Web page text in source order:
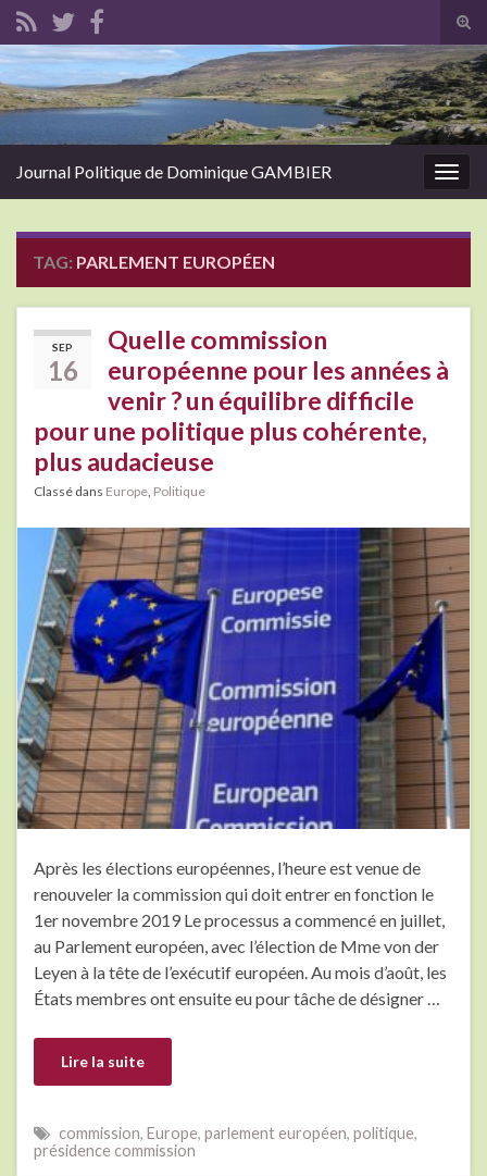
Search for:
Journal Politique de Dominique GAMBIER
TAG: PARLEMENT EUROPÉEN
SEP
16
Quelle commission
européenne pour les années à
venir ? un équilibre difficile
pour une politique plus cohérente,
plus audacieuse
Classé dans Europe Politique
Après les élections européennes, l’heure est venue de
renouveler la commission qui doit entrer en fonction le
1er novembre 2019 Le processus a commencé en juillet,
au Parlement européen, avec l’élection de Mme von der
Leyen à la tête de l’exécutif européen. Au mois d’août, les
États membres ont ensuite eu pour tâche de désigner …
Lire la suite
commission, Europe, parlement européen, politique,
présidence commission